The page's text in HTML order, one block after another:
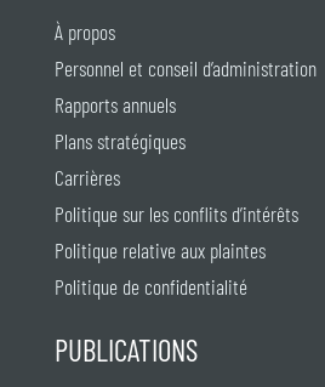
À propos
Personnel et conseil d’administration
Rapports annuels
Plans stratégiques
Carrières
Politique sur les conflits d’intérêts
Politique relative aux plaintes
Politique de confidentialité
PUBLICATIONS